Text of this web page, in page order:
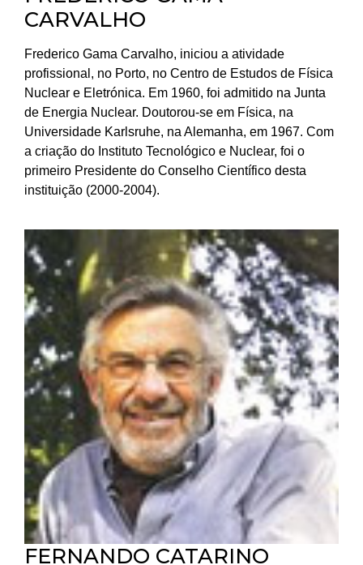
CARVALHO
Frederico Gama Carvalho, iniciou a atividade
profissional, no Porto, no Centro de Estudos de Física
Nuclear e Eletrónica. Em 1960, foi admitido na Junta
de Energia Nuclear. Doutorou-se em Física, na
Universidade Karlsruhe, na Alemanha, em 1967. Com
a criação do Instituto Tecnológico e Nuclear, foi o
primeiro Presidente do Conselho Científico desta
instituição (2000-2004).
FERNANDO CATARINO